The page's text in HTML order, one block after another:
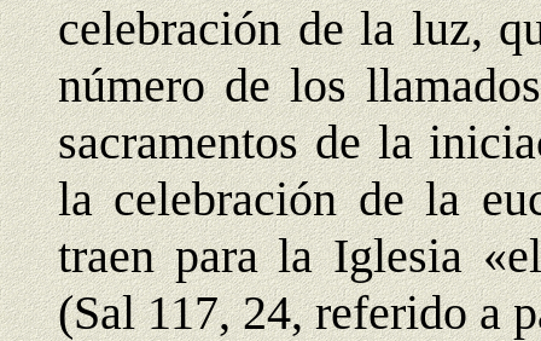
celebración de la luz,
número de los
sacramentos de la
la celebración de la
traen para la Iglesia
(Sal 117, 24, referido a